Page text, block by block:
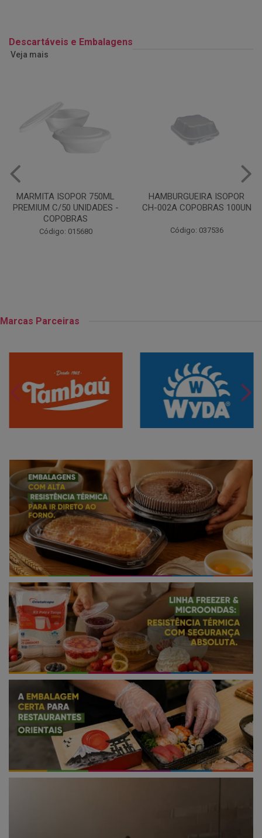
Descartáveis e Embalagens
Veja mais
HAMBURGUEIRA ISOPOR
CH-002A COPOBRAS 100UN
Código: 037536
CAIXA PARDA PIZZA N30
OITAVADA BALUARTE C/10
Código: 001124
Marcas Parceiras